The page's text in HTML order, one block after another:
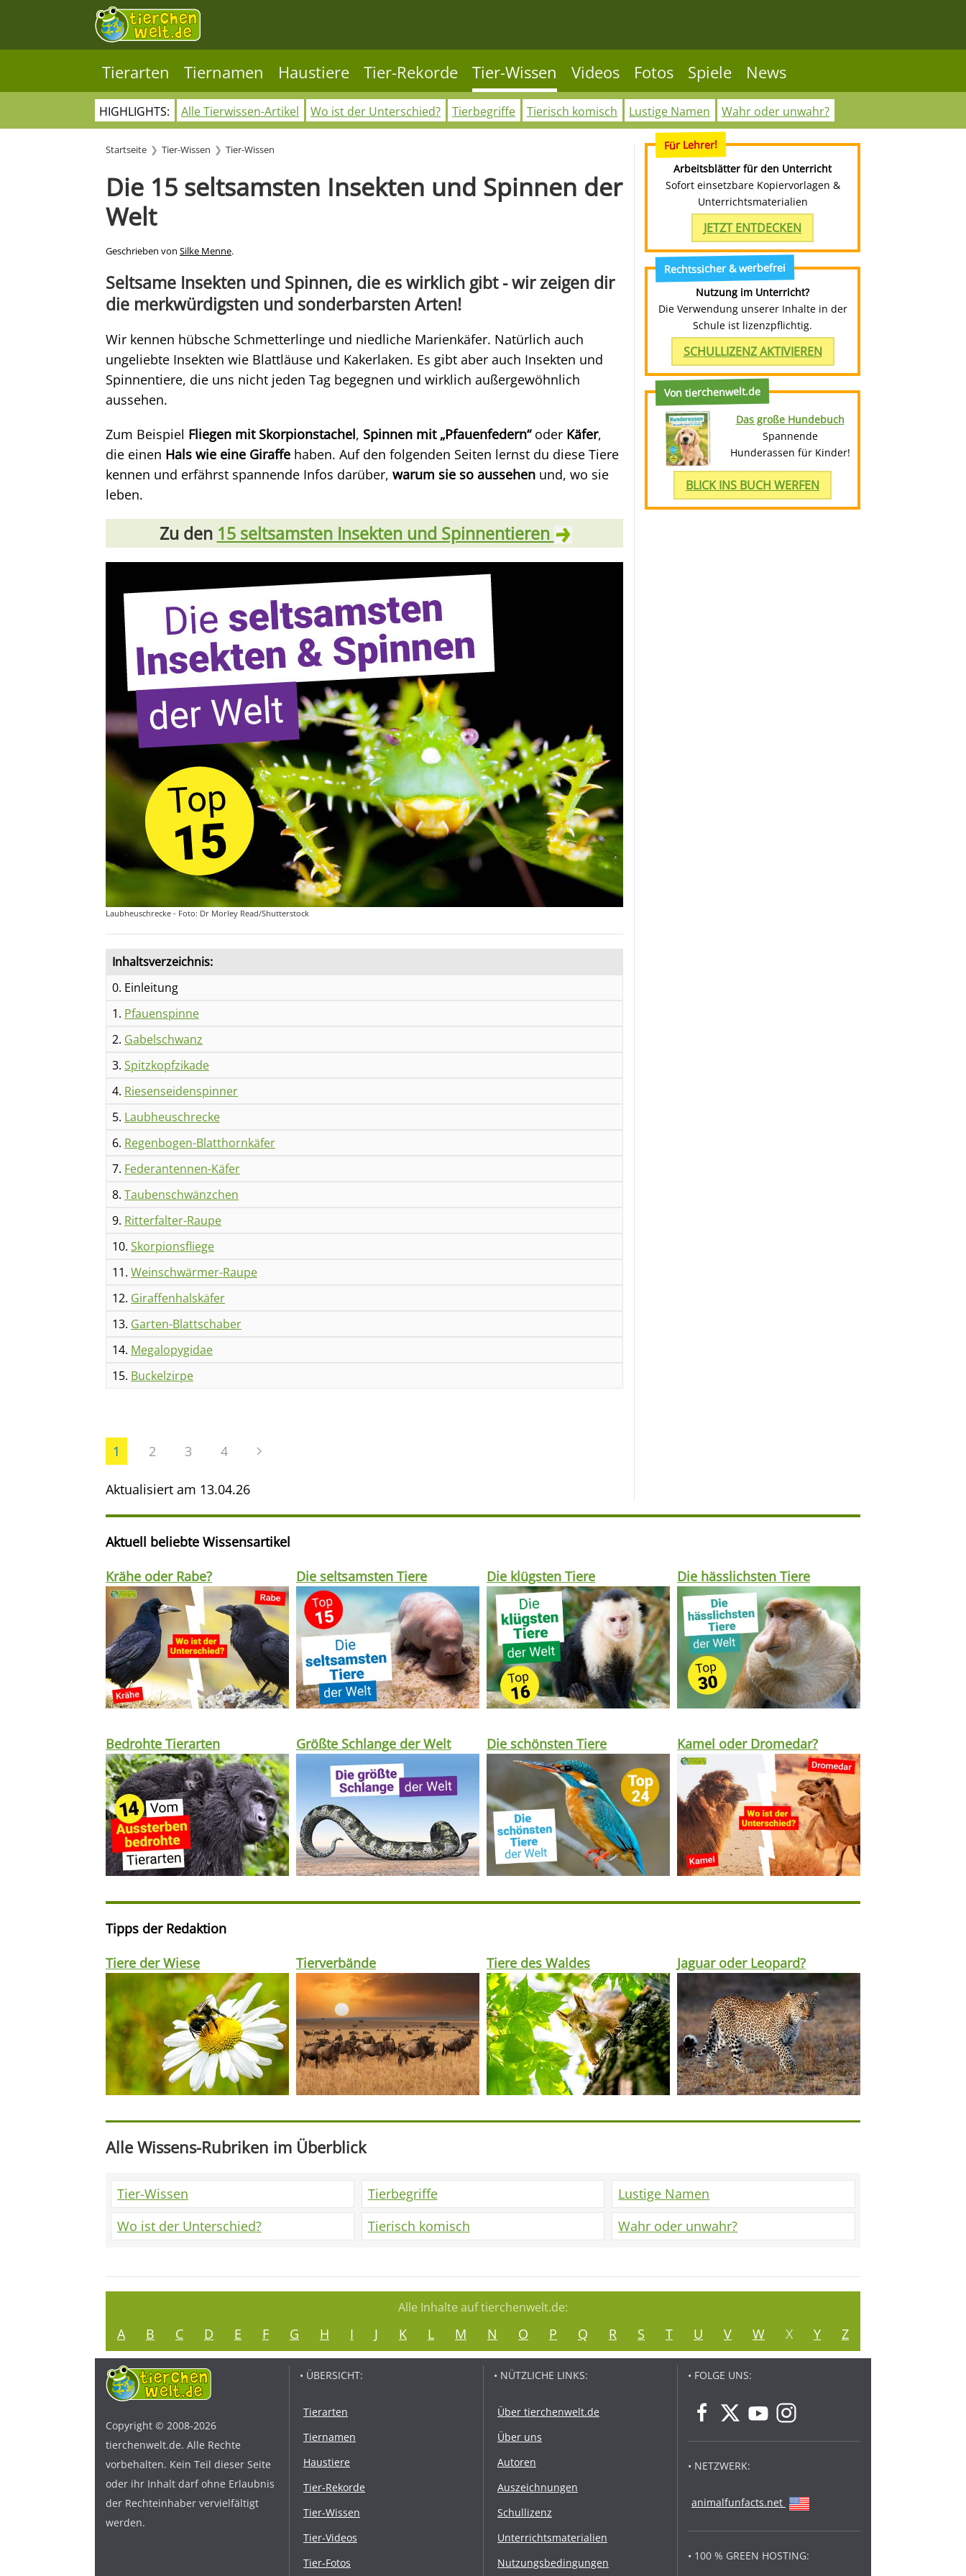
Tierarten Tiernamen Haustiere Tier-Rekorde Tier-Wissen Videos Fotos Spiele News
HIGHLIGHTS: Alle Tierwissen-Artikel Wo ist der Unterschied? Tierbegriffe Tierisch komisch Lustige Namen Wahr oder unwahr?
Startseite Tier-Wissen Tier-Wissen
Die 15 seltsamsten Insekten und Spinnen der
Welt
Geschrieben von Silke Menne.
Seltsame Insekten und Spinnen, die es wirklich gibt - wir zeigen dir
die merkwürdigsten und sonderbarsten Arten!
Wir kennen hübsche Schmetterlinge und niedliche Marienkäfer. Natürlich auch
ungeliebte Insekten wie Blattläuse und Kakerlaken. Es gibt aber auch Insekten und
Spinnentiere, die uns nicht jeden Tag begegnen und wirklich außergewöhnlich
aussehen.
Zum Beispiel Fliegen mit Skorpionstachel, Spinnen mit „Pfauenfedern“oder Käfer,
die einen Hals wie eine Giraffe haben. Auf den folgenden Seiten lernst du diese Tiere
kennen und erfährst spannende Infos darüber, warum sie so aussehen und, wo sie
leben.
Zu den 15 seltsamsten Insekten und Spinnentieren
Laubheuschrecke - Foto: Dr Morley Read/Shutterstock
Inhaltsverzeichnis:
0. Einleitung
1. Pfauenspinne
2. Gabelschwanz
3. Spitzkopfzikade
4. Riesenseidenspinner
5. Laubheuschrecke
6. Regenbogen-Blatthornkäfer
7. Federantennen-Käfer
8. Taubenschwänzchen
9. Ritterfalter-Raupe
10. Skorpionsfliege
11. Weinschwärmer-Raupe
12. Giraffenhalskäfer
13. Garten-Blattschaber
14. Megalopygidae
15. Buckelzirpe
1 2 3 4
Aktualisiert am 13.04.26
Für Lehrer!
Arbeitsblätter für den Unterricht
Sofort einsetzbare Kopiervorlagen &
Unterrichtsmaterialien
JETZT ENTDECKEN
Rechtssicher & werbefrei
Nutzung im Unterricht?
Die Verwendung unserer Inhalte in der
Schule ist lizenzpflichtig.
SCHULLIZENZ AKTIVIEREN
Von tierchenwelt.de
Das große Hundebuch
Spannende
Hunderassen für Kinder!
BLICK INS BUCH WERFEN
Aktuell beliebte Wissensartikel
Krähe oder Rabe?
Die seltsamsten Tiere Die klügsten Tiere Die hässlichsten Tiere
Bedrohte Tierarten Größte Schlange der Welt Die schönsten Tiere Kamel oder Dromedar?
Tipps der Redaktion
Tiere der Wiese
Tierverbände Tiere des Waldes Jaguar oder Leopard?
Alle Wissens-Rubriken im Überblick
Tier-Wissen
Wo ist der Unterschied?
Tierbegriffe
Tierisch komisch
Lustige Namen
Wahr oder unwahr?
Alle Inhalte auf tierchenwelt.de:
A B C D E F G H I J K L M N O P Q R S T U V W X Y Z
Copyright © 2008-2026
tierchenwelt.de. Alle Rechte
vorbehalten. Kein Teil dieser Seite
oder ihr Inhalt darf ohne Erlaubnis
der Rechteinhaber vervielfältigt
werden.
• ÜBERSICHT:
Tierarten
Tiernamen
Haustiere
Tier-Rekorde
Tier-Wissen
Tier-Videos
Tier-Fotos
• NÜTZLICHE LINKS:
Über tierchenwelt.de
Über uns
Autoren
Auszeichnungen
Schullizenz
Unterrichtsmaterialien
Nutzungsbedingungen
• FOLGE UNS:
• NETZWERK:
animalfunfacts.net
• 100 % GREEN HOSTING: